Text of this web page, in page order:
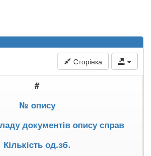
Сторінка
#
№ опису
документів опису справ
Кількість од.зб.